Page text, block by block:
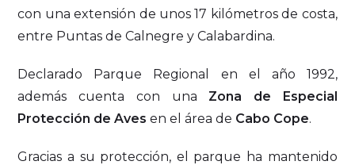
con una extensión de unos 17 kilómetros de costa,
entre Puntas de Calnegre y Calabardina.
Declarado Parque Regional en el año 1992,
además cuenta con una Zona de Especial
Protección de Aves en el área de Cabo Cope.
Gracias a su protección, el parque ha mantenido